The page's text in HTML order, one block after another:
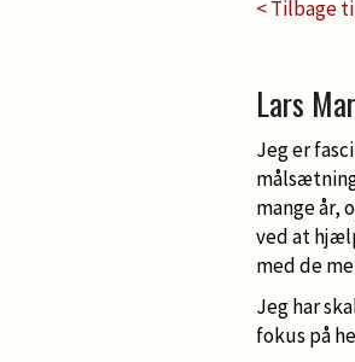
< Tilbage
Lars
Jeg er
mange år,
ved at
med de
Jeg har
fokus på